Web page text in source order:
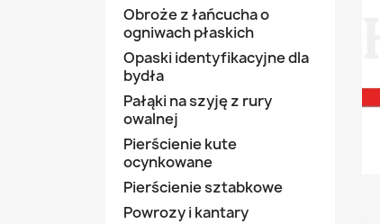
Obroże z łańcucha o
ogniwach płaskich
Opaski identyfikacyjne dla
bydła
Pałąki na szyję z rury
owalnej
Pierścienie kute
ocynkowane
Pierścienie sztabkowe
Powrozy i kantary